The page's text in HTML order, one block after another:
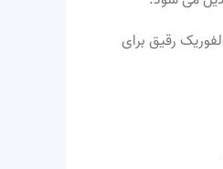
رقیق برای